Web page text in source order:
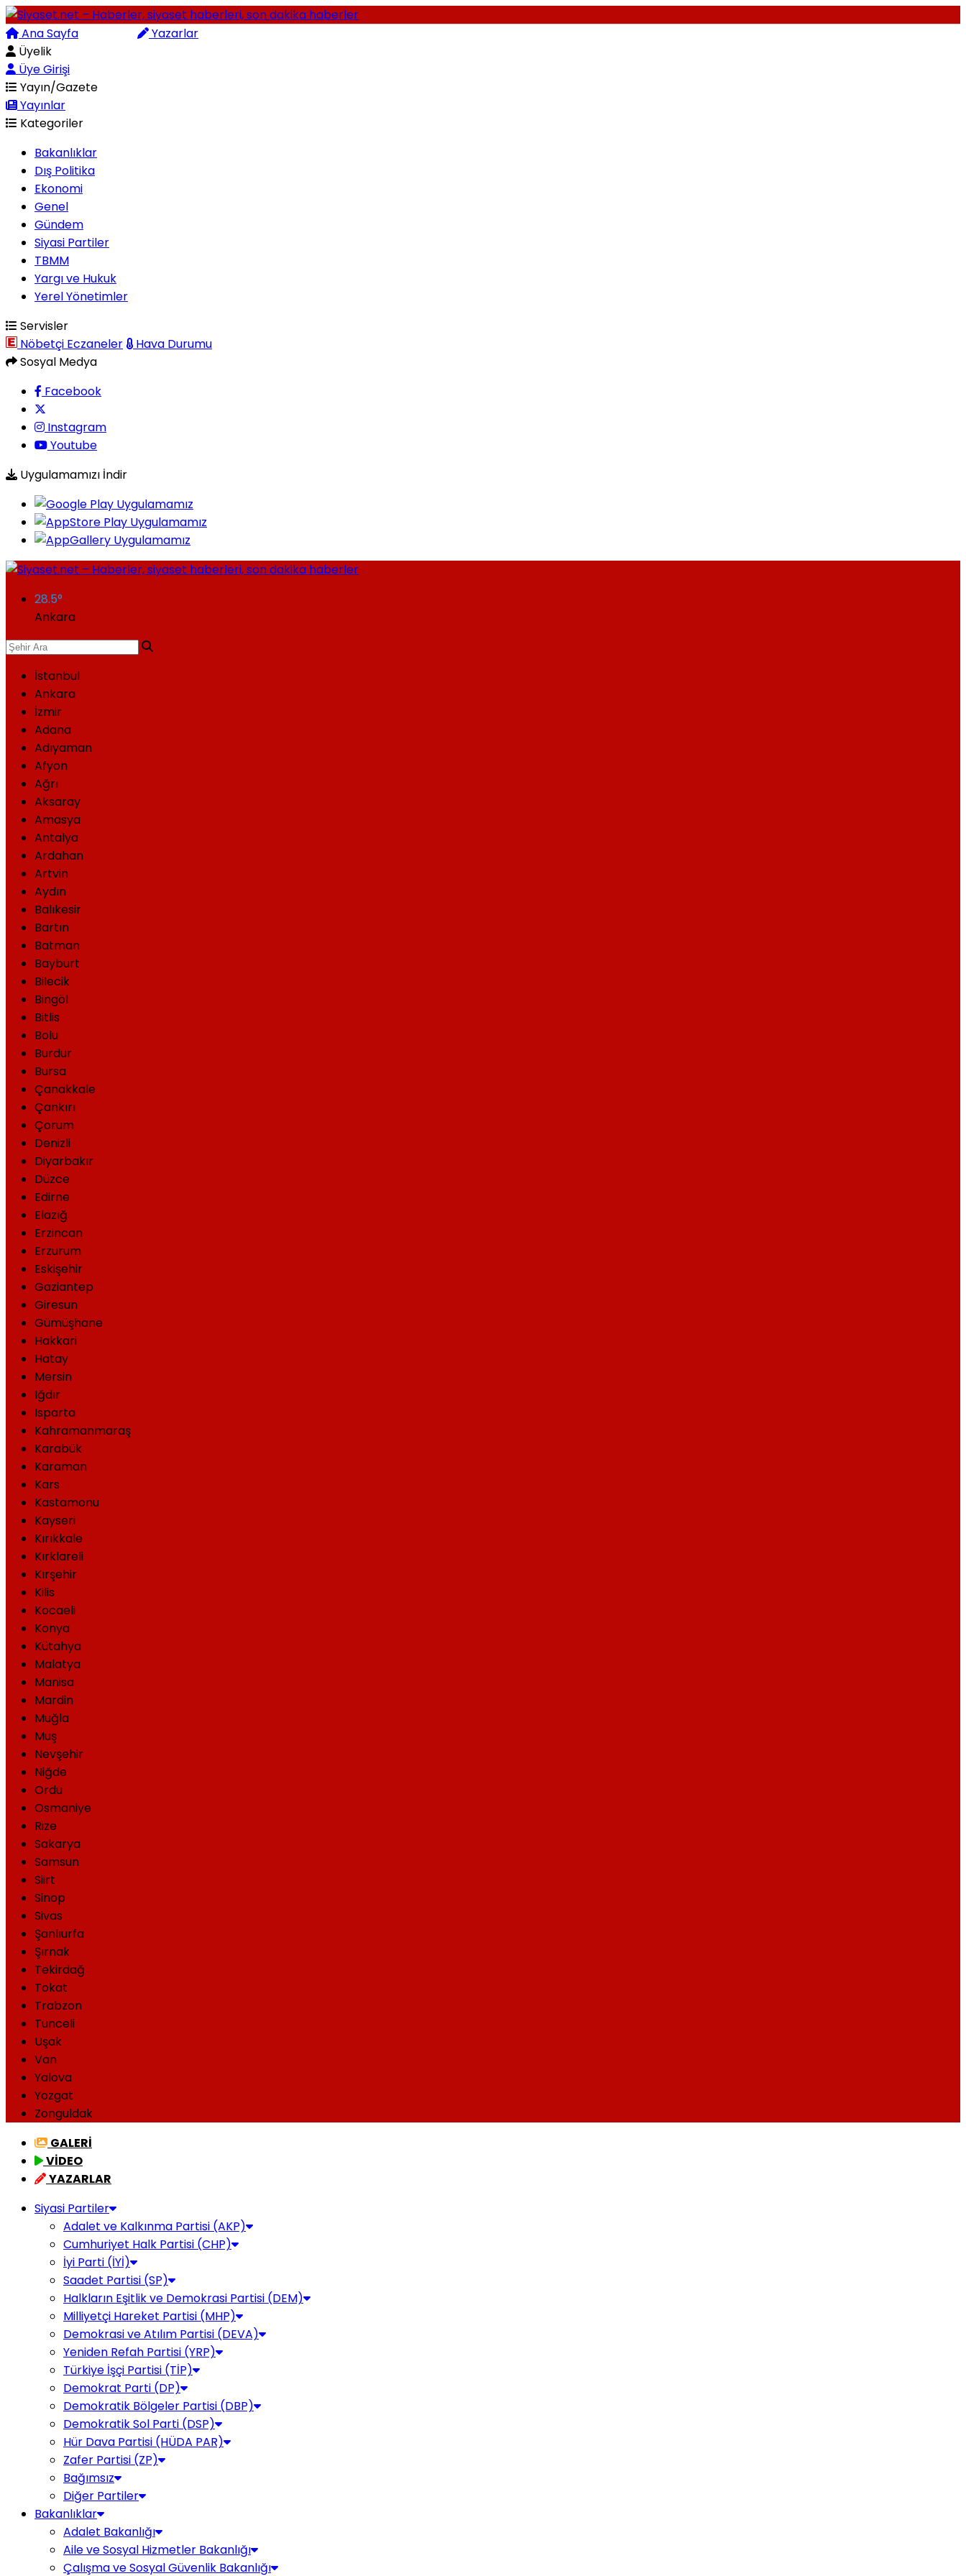
Ana Sayfa
Yazarlar
Üyelik
Üye Girişi
Yayın/Gazete
Yayınlar
Kategoriler
Bakanlıklar
Dış Politika
Ekonomi
Genel
Gündem
Siyasi Partiler
TBMM
Yargı ve Hukuk
Yerel Yönetimler
Servisler
Nöbetçi Eczaneler
Hava Durumu
Sosyal Medya
Facebook
Instagram
Youtube
Uygulamamızı İndir
28.5°
Ankara
İstanbul
Ankara
İzmir
Adana
Adıyaman
Afyon
Ağrı
Aksaray
Amasya
Antalya
Ardahan
Artvin
Aydın
Balıkesir
Bartın
Batman
Bayburt
Bilecik
Bingöl
Bitlis
Bolu
Burdur
Bursa
Çanakkale
Çankırı
Çorum
Denizli
Diyarbakır
Düzce
Edirne
Elazığ
Erzincan
Erzurum
Eskişehir
Gaziantep
Giresun
Gümüşhane
Hakkari
Hatay
Mersin
Iğdır
Isparta
Kahramanmaraş
Karabük
Karaman
Kars
Kastamonu
Kayseri
Kırıkkale
Kırklareli
Kırşehir
Kilis
Kocaeli
Konya
Kütahya
Malatya
Manisa
Mardin
Muğla
Muş
Nevşehir
Niğde
Ordu
Osmaniye
Rize
Sakarya
Samsun
Siirt
Sinop
Sivas
Şanlıurfa
Şırnak
Tekirdağ
Tokat
Trabzon
Tunceli
Uşak
Van
Yalova
Yozgat
Zonguldak
GALERİ
VİDEO
YAZARLAR
Siyasi Partiler
Adalet ve Kalkınma Partisi (AKP)
Cumhuriyet Halk Partisi (CHP)
İyi Parti (İYİ)
Saadet Partisi (SP)
Halkların Eşitlik ve Demokrasi Partisi (DEM)
Milliyetçi Hareket Partisi (MHP)
Demokrasi ve Atılım Partisi (DEVA)
Yeniden Refah Partisi (YRP)
Türkiye İşçi Partisi (TİP)
Demokrat Parti (DP)
Demokratik Bölgeler Partisi (DBP)
Demokratik Sol Parti (DSP)
Hür Dava Partisi (HÜDA PAR)
Zafer Partisi (ZP)
Bağımsız
Diğer Partiler
Bakanlıklar
Adalet Bakanlığı
Aile ve Sosyal Hizmetler Bakanlığı
Çalışma ve Sosyal Güvenlik Bakanlığı